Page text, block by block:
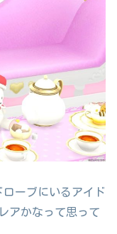
ーブにいるアイド
アかなって思って